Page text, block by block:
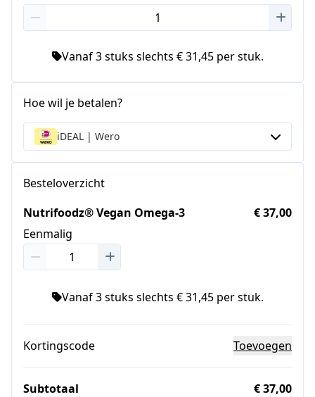
Vanaf 3 stuks slechts € 31,45 per stuk.
Hoe wil je betalen?
iDEAL | Wero
Besteloverzicht
Nutrifoodz® Vegan Omega-3
Eenmalig
€ 37,00
Vanaf 3 stuks slechts € 31,45 per stuk.
Kortingscode Toevoegen
Subtotaal
€ 37,00